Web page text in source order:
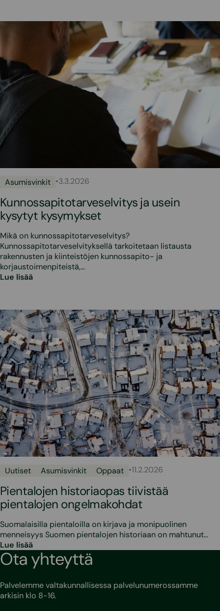
Asumisvinkit •3.3.2026
Kunnossapitotarveselvitys ja usein
kysytyt kysymykset
Mikä on kunnossapitotarveselvitys?
Kunnossapitotarveselvityksellä tarkoitetaan listausta
rakennusten ja kiinteistöjen kunnossapito- ja
korjaustoimenpiteistä,…
Lue lisää
Uutiset Asumisvinkit Oppaat •11.2.2026
Pientalojen historiaopas tiivistää
pientalojen ongelmakohdat
Suomalaisilla pientaloilla on kirjava ja monipuolinen
menneisyys Suomen pientalojen historiaan on mahtunut…
Lue lisää
Ota yhteyttä
Palvelemme valtakunnallisessa palvelunumerossamme
arkisin klo 8-16.